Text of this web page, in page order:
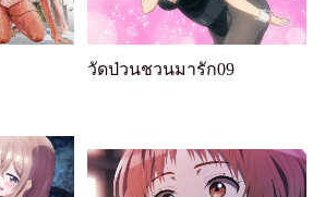
วัดป่วนชวนมารัก09